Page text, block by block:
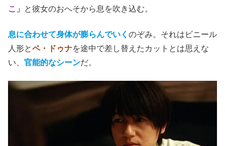
こ」
と彼女のおへそから息を吹き込む。
息に合わせて身体が膨らんでいく のぞみ。それはビニール
人形とペ・ドゥナを途中で差し替えたカットとは思えな
い、 官能的なシーンだ。